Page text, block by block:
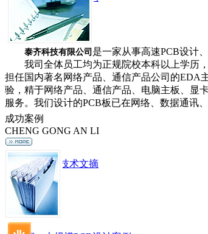
技术文摘
泰齐科技有限公司 是一家从事高速PCB设计
我司全体员工均为正规院校本科以上学历，
担任国内著名网络产品、通信产品公司的EDA
验，精于网络产品、通信产品、电脑主板、显
服务。我们设计的PCB板已在网络、数据通讯
成功案例
CHENG GONG AN LI